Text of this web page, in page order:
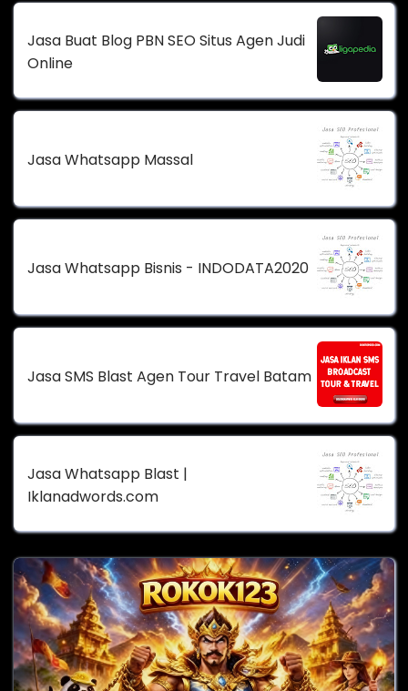
Jasa Buat Blog PBN SEO Situs Agen Judi
Online
Jasa Whatsapp Massal
Jasa Whatsapp Bisnis - INDODATA2020
Jasa SMS Blast Agen Tour Travel Batam
Jasa Whatsapp Blast |
Iklanadwords.com